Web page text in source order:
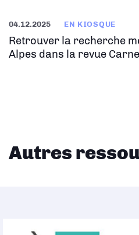
04.12.2025 EN KIOSQUE
Retrouver la recherche
Alpes dans la revue
Autres